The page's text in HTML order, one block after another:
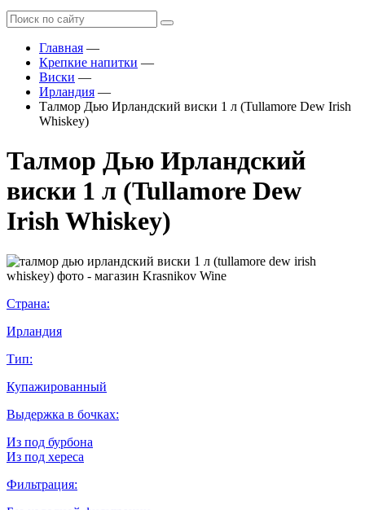
Главная —
Крепкие напитки —
Виски —
Ирландия —
Талмор Дью Ирландский виски 1 л (Tullamore Dew Irish
Whiskey)
Талмор Дью Ирландский
виски 1 л (Tullamore Dew
Irish Whiskey)
Страна:
Ирландия
Тип:
Купажированный
Выдержка в бочках:
Из под бурбона
Из под хереса
Фильтрация: